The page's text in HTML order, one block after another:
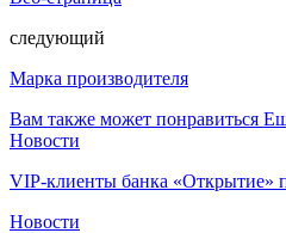
следующий
Марка производителя
Вам также может понравиться
Новости
VIP-клиенты банка «Открытие»
Новости